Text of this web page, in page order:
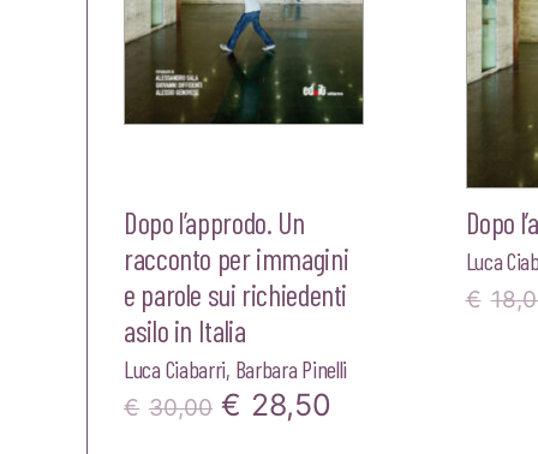
Dopo l’approdo. Un
racconto per immagini
e parole sui richiedenti
asilo in Italia
Luca Ciabarri, Barbara Pinelli
€ 30,00 Il
€ 28,50
Dopo
Luca
€